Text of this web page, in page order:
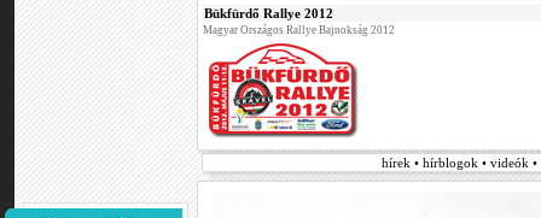
Bükfürdő Rallye 2012
Magyar Országos Rallye Bajnokság 2012
hírek • hírblogok • videók